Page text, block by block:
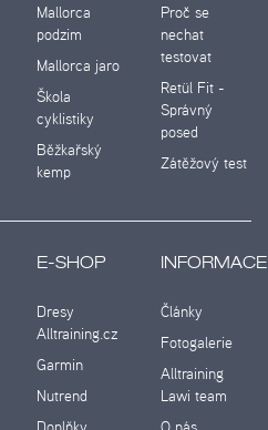
Mallorca
podzim
Mallorca jaro
Škola
cyklistiky
Běžkařský
kemp
Proč se
nechat
testovat
Retül Fit -
Správný
posed
Zátěžový test
E-SHOP
Dresy
Alltraining.cz
Garmin
Nutrend
INFORMACE
Články
Fotogalerie
Alltraining
Lawi team